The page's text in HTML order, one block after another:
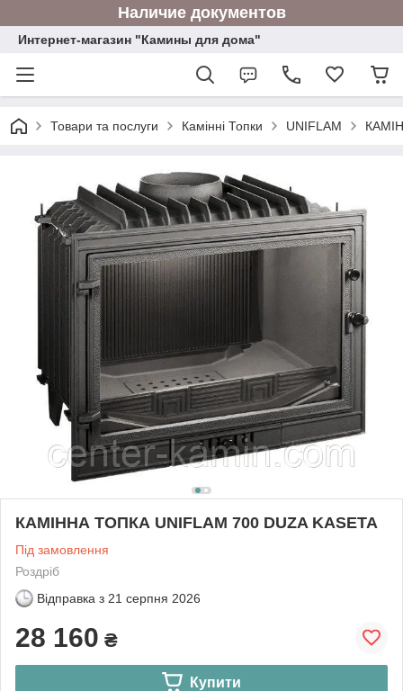
Наличие документов
Интернет-магазин "Камины для дома"
Товари та послуги Камінні Топки UNIFLAM
КАМІННА ТОПКА UNIFLAM 700 DUZA KASETA
Під замовлення
Роздріб
Відправка з 21 серпня 2026
28 160 ₴
Купити